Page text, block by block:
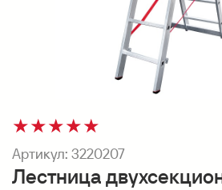
★★★★★
Артикул: 3220207
Лестница